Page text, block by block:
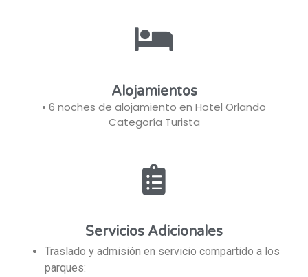
Alojamientos
• 6 noches de alojamiento en Hotel Orlando
Categoría Turista
Servicios Adicionales
Traslado y admisión en servicio compartido a los
parques: